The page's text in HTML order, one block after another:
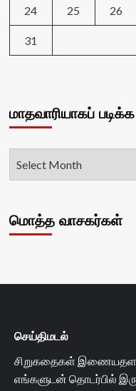
24 25 26
31
மாதவாரியாகப் படிக்க
மொத்த வாசகர்கள்
செய்திமடல்
சிறுகதைகள் இணையதள
எங்களுடன் தொடர்பில்